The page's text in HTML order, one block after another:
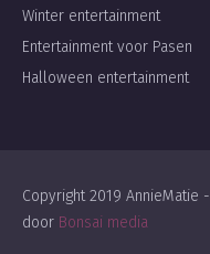
Winter entertainment
Entertainment voor Pasen
Halloween entertainment
Copyright 2019 AnnieMatie -
door Bonsai media